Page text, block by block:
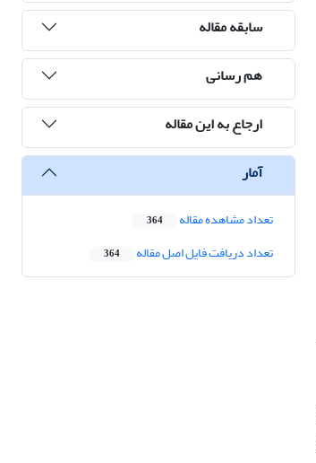
سابقه مقاله
هم رسانی
ارجاع به این مقاله
آمار
تعداد مشاهده مقاله 364
تعداد دریافت فایل اصل مقاله 364